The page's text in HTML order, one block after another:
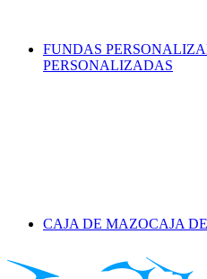
FUNDAS
PERSONALIZADAS
CAJA DE MAZOCAJA